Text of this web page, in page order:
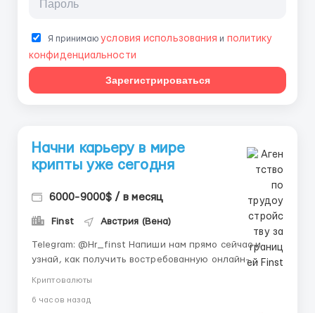
Я принимаюусловия использования и политику
конфиденциальности
Зарегистрироваться
Начни карьеру в мире
крипты уже сегодня
6000-9000$ / в месяц
Finst Австрия (Вена)
Telegram: @Hr_finst Напиши нам прямо сейчас и
узнай, как получить востребованную онлайн-
которая развивается в сфере цифровых активов и
Криптовалюты
6 часов назад